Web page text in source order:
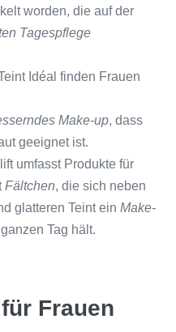
worden, die auf der
Tagespflege
Idéal finden Frauen
Make-up, dass
geeignet ist.
umfasst Produkte für
Fältchen, die sich neben
glatteren Teint ein Make-
Tag hält.
Frauen